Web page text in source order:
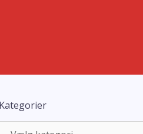
Kategorier